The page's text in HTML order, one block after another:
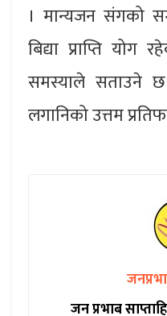
। मान्यजन संगको
बिद्या प्राप्ति
समस्याले सताउने छ
लगानिको उत्तम
जन प्रभाब